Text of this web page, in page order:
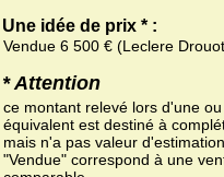
Une idée de prix * :
Vendue 6 500 € (Leclere
* Attention
ce montant relevé lors d'une
équivalent est destiné à
mais n'a pas valeur d'estimation.
"Vendue" correspond à une